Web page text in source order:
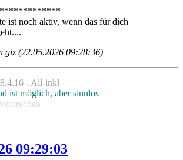
ist noch aktiv, wenn das für dich
giz (22.05.2026 09:28:36)
- All-inkl
ist möglich, aber sinnlos
09:29:03